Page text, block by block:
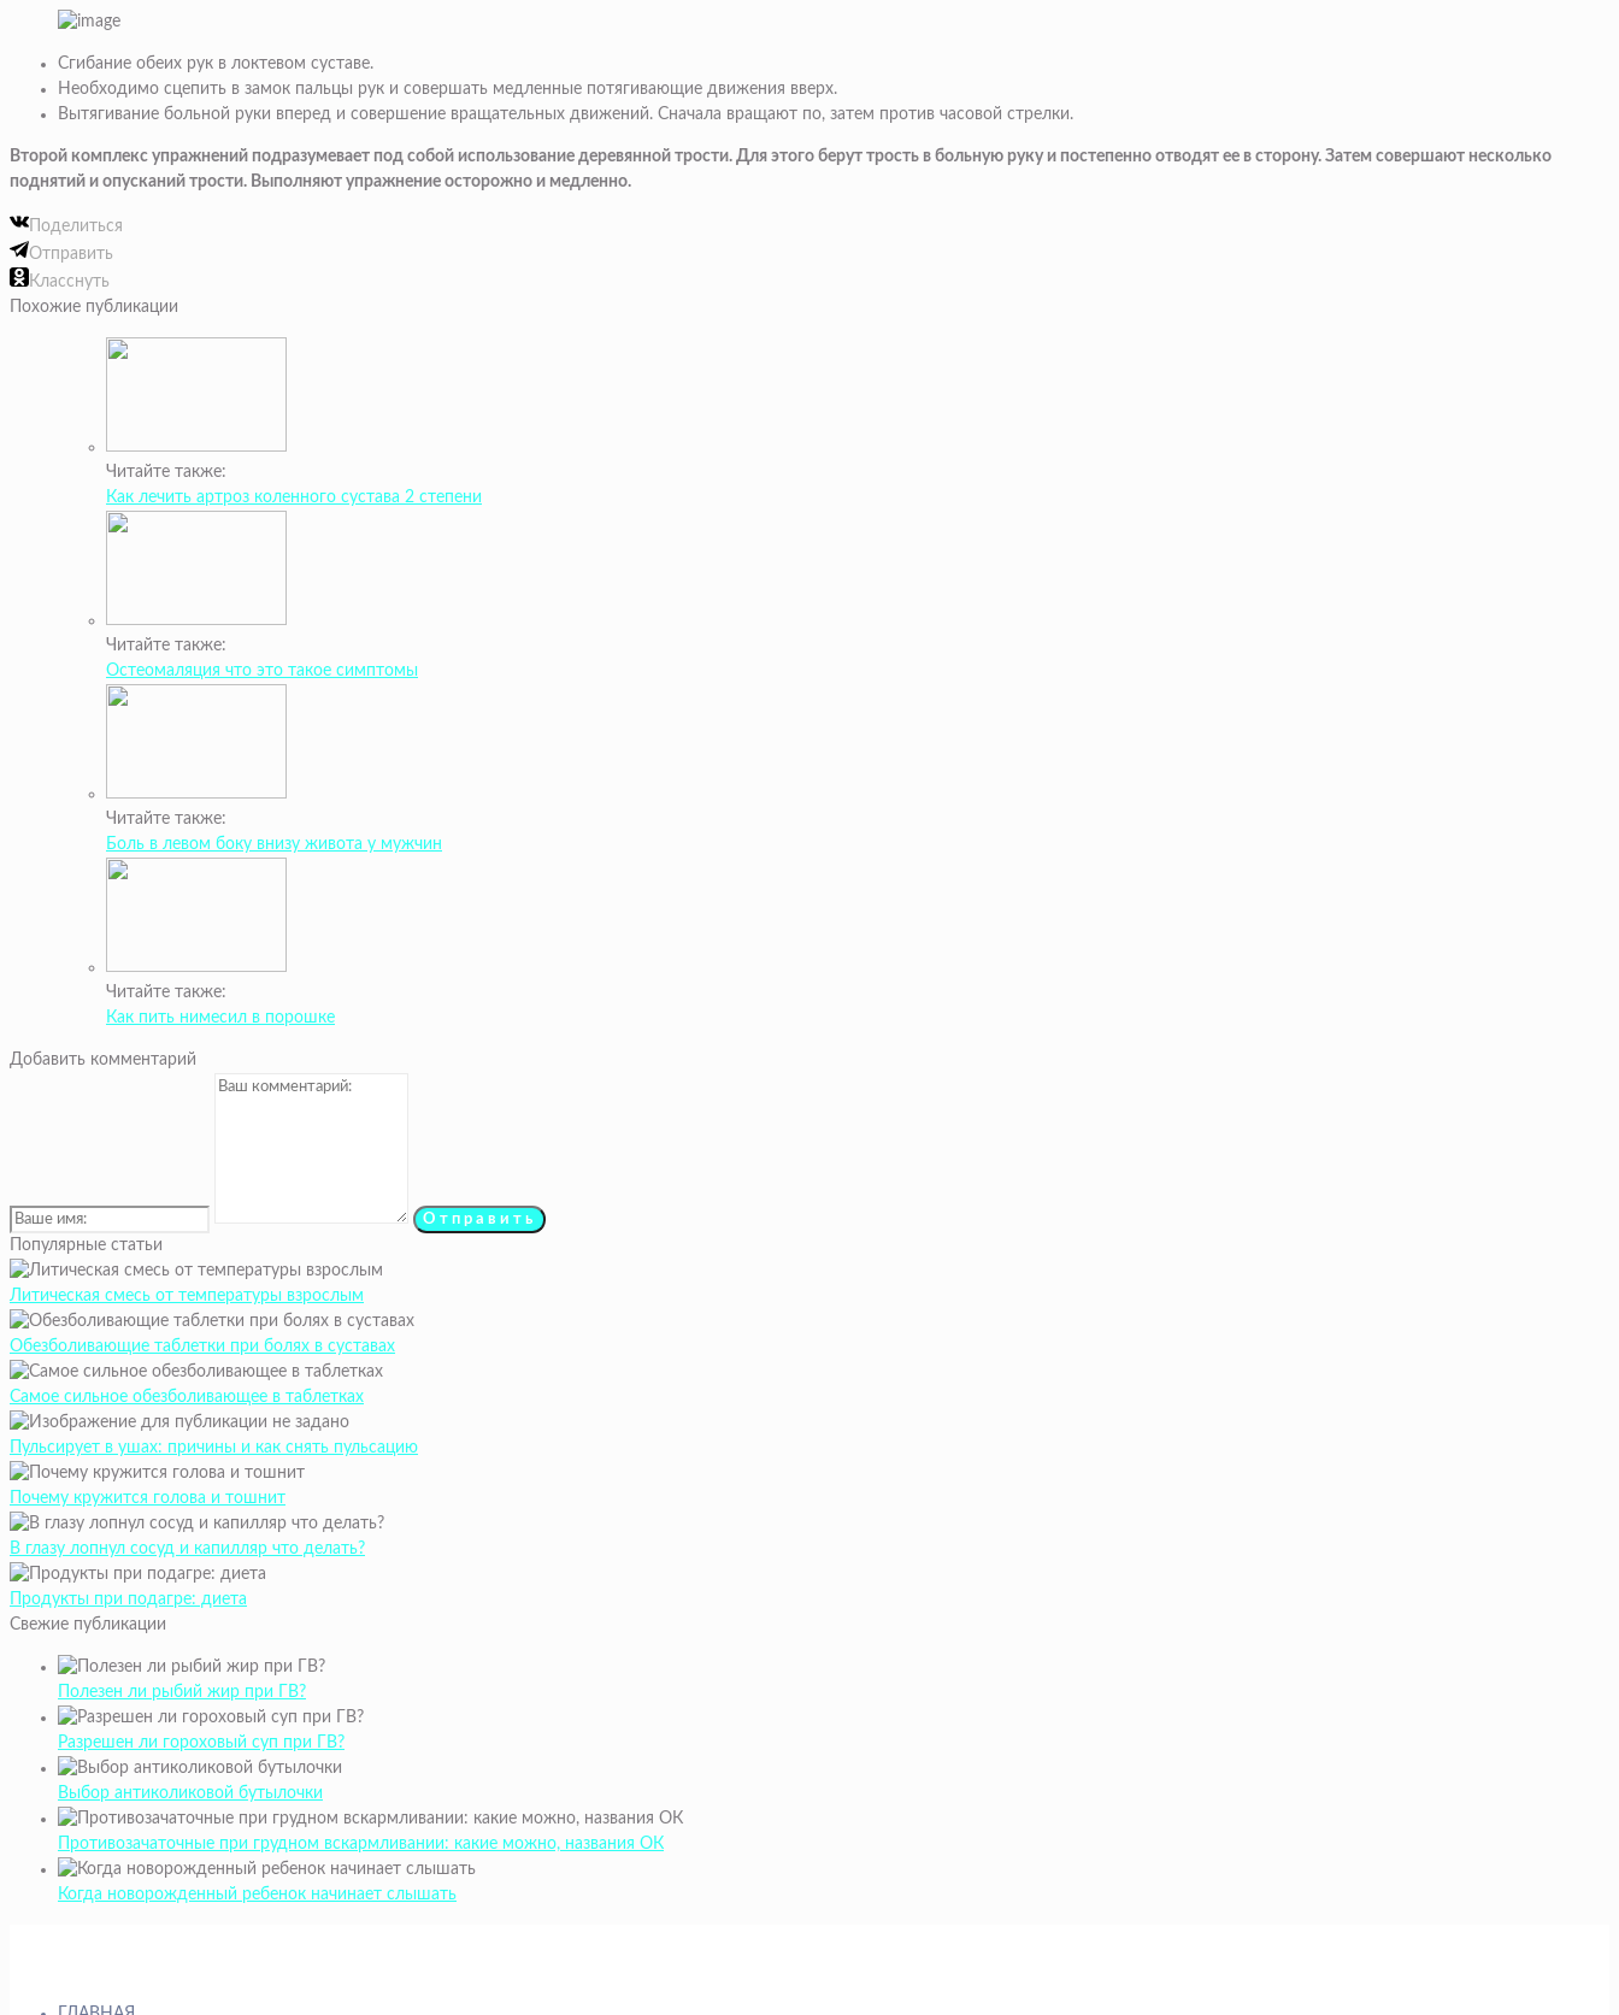
Сгибание обеих рук в локтевом суставе.
Необходимо сцепить в замок пальцы рук и совершать медленные потягивающие движения вверх.
Вытягивание больной руки вперед и совершение вращательных движений. Сначала вращают по, затем против часовой стрелки.
Второй комплекс упражнений подразумевает под собой использование деревянной трости. Для этого берут трость в больную руку и постепенно отводят ее в сторону. Затем совершают несколько
поднятий и опусканий трости. Выполняют упражнение осторожно и медленно.
Поделиться
Отправить
Класснуть
Похожие публикации
Читайте также:
Как лечить артроз коленного сустава 2 степени
Читайте также:
Остеомаляция что это такое симптомы
Читайте также:
Боль в левом боку внизу живота у мужчин
Читайте также:
Как пить нимесил в порошке
Добавить комментарий
Популярные статьи
Литическая смесь от температуры взрослым
Обезболивающие таблетки при болях в суставах
Самое сильное обезболивающее в таблетках
Пульсирует в ушах: причины и как снять пульсацию
Почему кружится голова и тошнит
В глазу лопнул сосуд и капилляр что делать?
Продукты при подагре: диета
Свежие публикации
Полезен ли рыбий жир при ГВ?
Разрешен ли гороховый суп при ГВ?
Выбор антиколиковой бутылочки
Противозачаточные при грудном вскармливании: какие можно, названия ОК
Когда новорожденный ребенок начинает слышать